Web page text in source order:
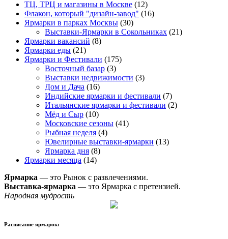
ТЦ, ТРЦ и магазины в Москве (12)
Флакон, который "дизайн-завод" (16)
Ярмарки в парках Москвы (30)
Выставки-Ярмарки в Сокольниках (21)
Ярмарки вакансий (8)
Ярмарки еды (21)
Ярмарки и Фестивали (175)
Восточный базар (3)
Выставки недвижимости (3)
Дом и Дача (16)
Индийские ярмарки и фестивали (7)
Итальянские ярмарки и фестивали (2)
Мёд и Сыр (10)
Московские сезоны (41)
Рыбная неделя (4)
Ювелирные выставки-ярмарки (13)
Ярмарка дня (8)
Ярмарки месяца (14)
Ярмарка — это Рынок с развлечениями.
Выставка-ярмарка — это Ярмарка с претензией.
Народная мудрость
Расписание ярмарок: